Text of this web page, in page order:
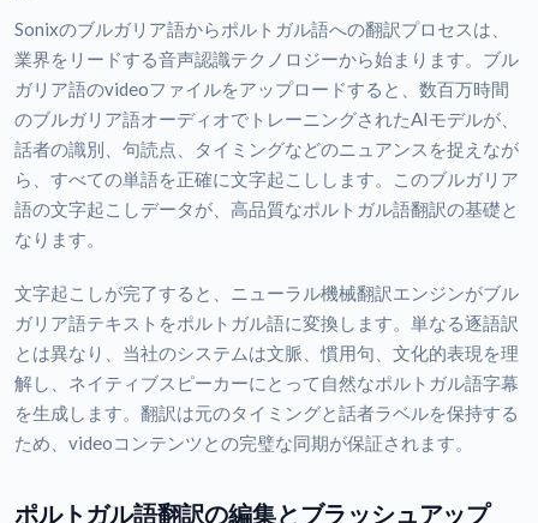
Sonixのブルガリア語からポルトガル語への翻訳プロセスは、
業界をリードする音声認識テクノロジーから始まります。ブル
ガリア語のvideoファイルをアップロードすると、数百万時間
のブルガリア語オーディオでトレーニングされたAIモデルが、
話者の識別、句読点、タイミングなどのニュアンスを捉えなが
ら、すべての単語を正確に文字起こしします。このブルガリア
語の文字起こしデータが、高品質なポルトガル語翻訳の基礎と
なります。
文字起こしが完了すると、ニューラル機械翻訳エンジンがブル
ガリア語テキストをポルトガル語に変換します。単なる逐語訳
とは異なり、当社のシステムは文脈、慣用句、文化的表現を理
解し、ネイティブスピーカーにとって自然なポルトガル語字幕
を生成します。翻訳は元のタイミングと話者ラベルを保持する
ため、videoコンテンツとの完璧な同期が保証されます。
ポルトガル語翻訳の編集とブラッシュアップ